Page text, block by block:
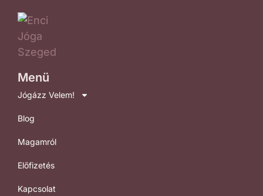
Menü
Jógázz Velem!
Blog
Magamról
Előfizetés
Kapcsolat